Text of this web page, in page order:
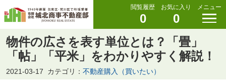
閲覧履歴
0
お気に入り
0
メニュー
物件の広さを表す単位とは？「畳」
「帖」「平米」をわかりやすく解説！
2021-03-17 カテゴリ： 不動産購入（買いたい）